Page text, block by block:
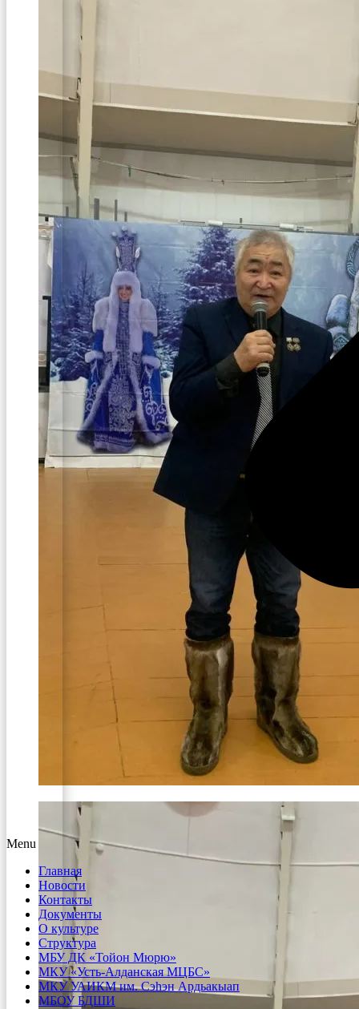
Menu
Главная
Новости
Контакты
Документы
О культуре
Структура
МБУ ДК «Тойон Мюрю»
МКУ «Усть-Алданская МЦБС»
МКУ УАИКМ им. Сэһэн Ардьакыап
МБОУ БДШИ